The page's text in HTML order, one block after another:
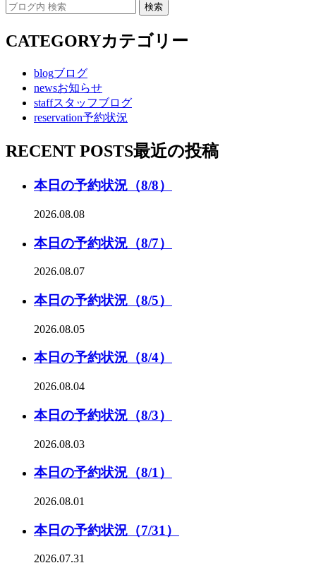
CATEGORYカテゴリー
blogブログ
newsお知らせ
staffスタッフブログ
reservation予約状況
RECENT POSTS最近の投稿
本日の予約状況（8/8）
2026.08.08
本日の予約状況（8/7）
2026.08.07
本日の予約状況（8/5）
2026.08.05
本日の予約状況（8/4）
2026.08.04
本日の予約状況（8/3）
2026.08.03
本日の予約状況（8/1）
2026.08.01
本日の予約状況（7/31）
2026.07.31